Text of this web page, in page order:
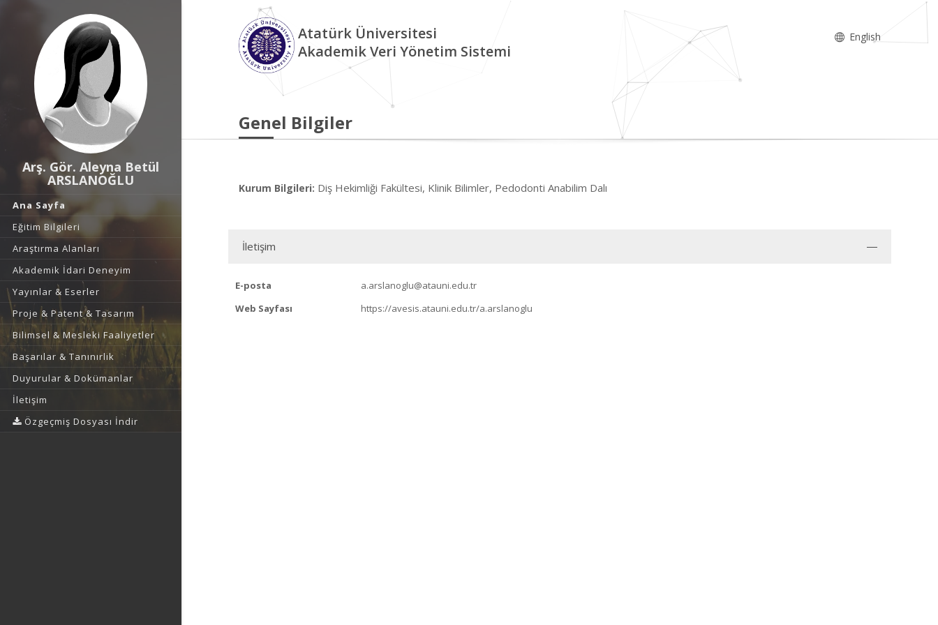
Arş. Gör. Aleyna Betül
ARSLANOĞLU
Ana Sayfa
Eğitim Bilgileri
Araştırma Alanları
Akademik İdari Deneyim
Yayınlar & Eserler
Proje & Patent & Tasarım
Bilimsel & Mesleki Faaliyetler
Başarılar & Tanınırlık
Duyurular & Dokümanlar
İletişim
Özgeçmiş Dosyası İndir
Atatürk Üniversitesi
Akademik Veri Yönetim Sistemi
English
Genel Bilgiler
Kurum Bilgileri: Diş Hekimliği Fakültesi, Klinik Bilimler, Pedodonti Anabilim Dalı
İletişim
E-posta
a.arslanoglu@atauni.edu.tr
Web Sayfası
https://avesis.atauni.edu.tr/a.arslanoglu